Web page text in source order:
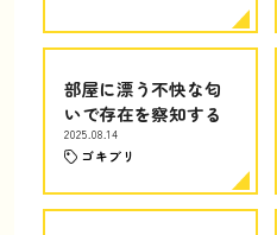
部屋に漂う不快な匂
いで存在を察知する
2025.08.14
ゴキブリ